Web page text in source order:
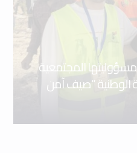
المجتمعية
الوطنية “صيف آمن